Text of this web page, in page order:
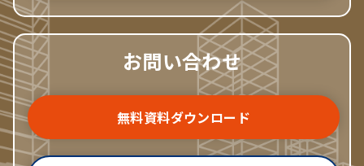
お問い合わせ
無料資料ダウンロード